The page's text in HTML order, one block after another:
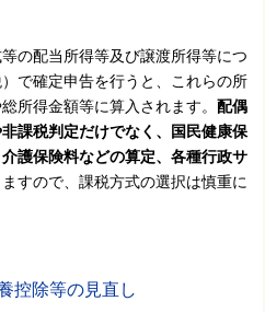
の配当所得等及び譲渡所得等につ
で確定申告を行うと、これらの所
所得金額等に算入されます。配偶
課税判定だけでなく、国民健康保
護保険料などの算定、各種行政サ
すので、課税方式の選択は慎重に
控除等の見直し